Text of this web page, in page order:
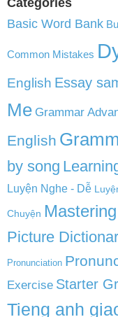
Categories
Basic Word Bank
Common Mistakes
English Essay
Me Grammar
English
by song
Luyện Nghe - Dễ
Chuyện
Picture
Pronunciation
Exercise Starter
Tieng anh